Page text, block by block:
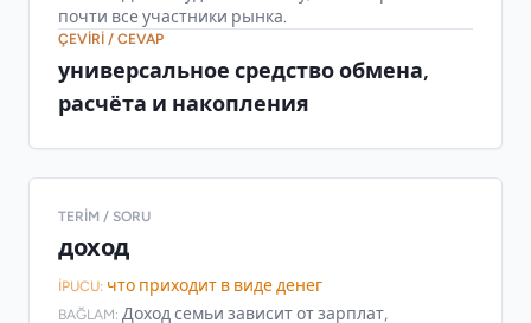
почти все участники рынка.
ÇEVIRI / CEVAP
универсальное средство обмена,
расчёта и накопления
TERIM / SORU
доход
İPUCU: что приходит в виде денег
BAĞLAM: Доход семьи зависит от зарплат,